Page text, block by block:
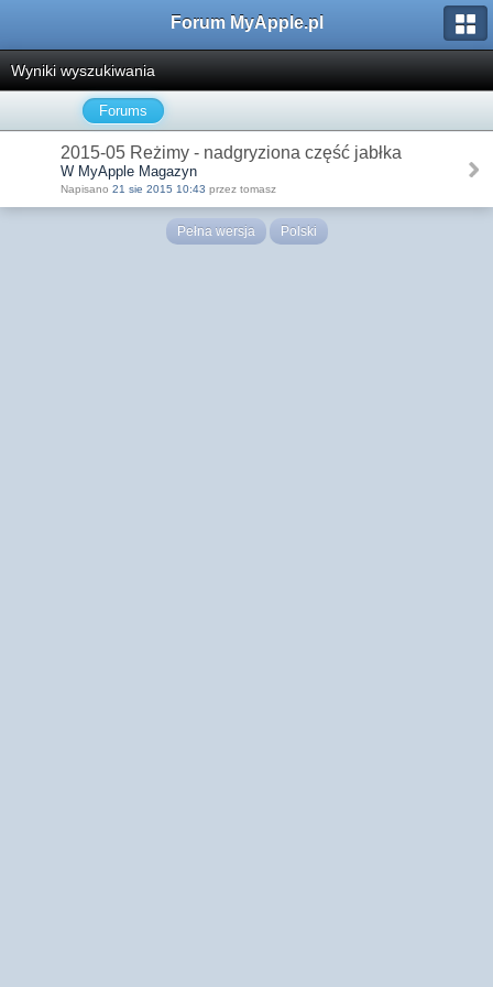
Forum MyApple.pl
Wyniki wyszukiwania
Forums
2015-05 Reżimy - nadgryziona część jabłka
W MyApple Magazyn
Napisano 21 sie 2015 10:43 przez tomasz
Pełna wersja Polski